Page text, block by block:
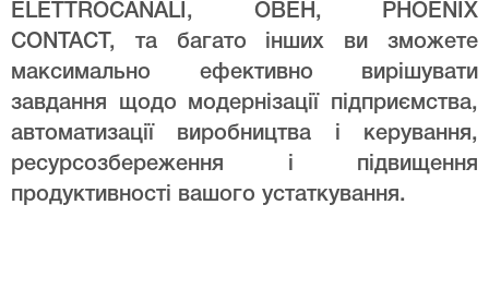
ELETTROCANALI, ОВЕН, PHOENIX
CONTACT, та багато інших ви зможете
максимально ефективно вирішувати
завдання щодо модернізації підприємства,
автоматизації виробництва і керування,
ресурсозбереження і підвищення
продуктивності вашого устаткування.